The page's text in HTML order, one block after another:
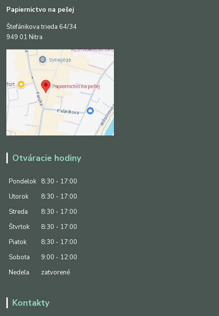
Papiernictvo na pešej
Štefánikova trieda 64/34
949 01 Nitra
Otváracie hodiny
Pondelok
8:30 - 17:00
Utorok
8:30 - 17:00
Streda
8:30 - 17:00
Štvrtok
8:30 - 17:00
Piatok
8:30 - 17:00
Sobota
9:00 - 12:00
Nedeľa
zatvorené
Kontakty